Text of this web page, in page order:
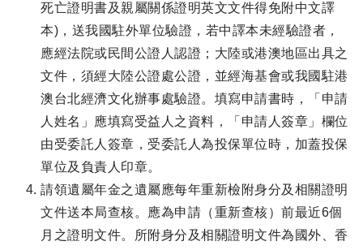
死亡證明書及親屬關係證明英文文件得免附中文譯
本)，送我國駐外單位驗證，若中譯本未經驗證者，
應經法院或民間公證人認證；大陸或港澳地區出具之
文件，須經大陸公證處公證，並經海基會或我國駐港
澳台北經濟文化辦事處驗證。填寫申請書時，「申請
人姓名」應填寫受益人之資料，「申請人簽章」欄位
由受委託人簽章，受委託人為投保單位時，加蓋投保
單位及負責人印章。
請領遺屬年金之遺屬應每年重新檢附身分及相關證明
文件送本局查核。應為申請（重新查核）前最近6個
月之證明文件。所附身分及相關證明文件為國外、香